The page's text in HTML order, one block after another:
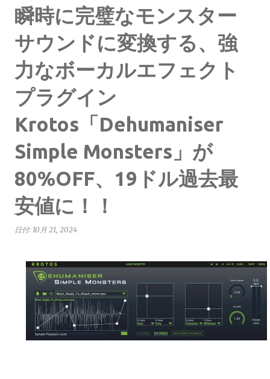
瞬時に完璧なモンスター
サウンドに変換する、強
力なボーカルエフェクト
プラグイン
Krotos「Dehumaniser
Simple Monsters」が
80%OFF、19ドル過去最
安値に！！
日付: 10月 21, 2024